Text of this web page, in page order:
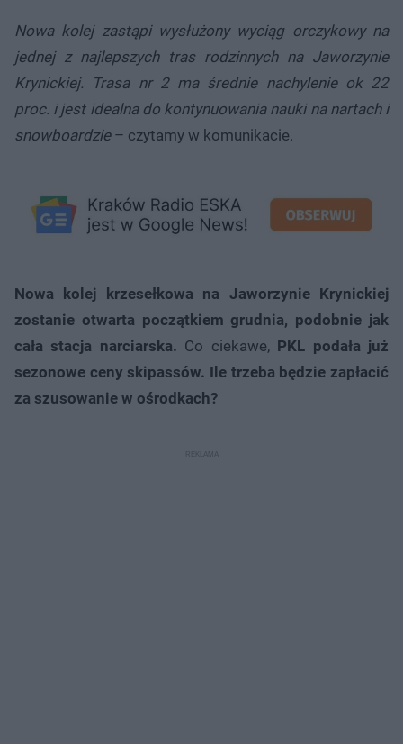
Nowa kolej zastąpi wysłużony wyciąg orczykowy na
jednej z najlepszych tras rodzinnych na Jaworzynie
Krynickiej. Trasa nr 2 ma średnie nachylenie ok 22
proc. i jest idealna do kontynuowania nauki na nartach i
snowboardzie– czytamy w komunikacie.
Nowa kolej krzesełkowa na Jaworzynie Krynickiej
zostanie otwarta początkiem grudnia, podobnie jak
cała stacja narciarska. Co ciekawe, PKL podała już
sezonowe ceny skipassów. Ile trzeba będzie zapłacić
za szusowanie w ośrodkach?